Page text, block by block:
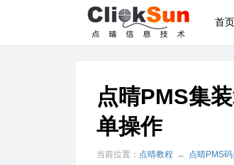
首页
点晴PMS集
单操作
当前位置： 点晴教程 → 点晴PMS